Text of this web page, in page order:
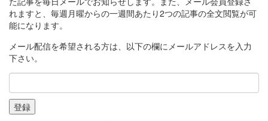
れますと、毎週月曜からの一週間あたり2つの記事の全文閲覧が可
能になります。
メール配信を希望される方は、以下の欄にメールアドレスを入力
下さい。